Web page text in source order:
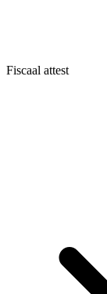
Fiscaal attest